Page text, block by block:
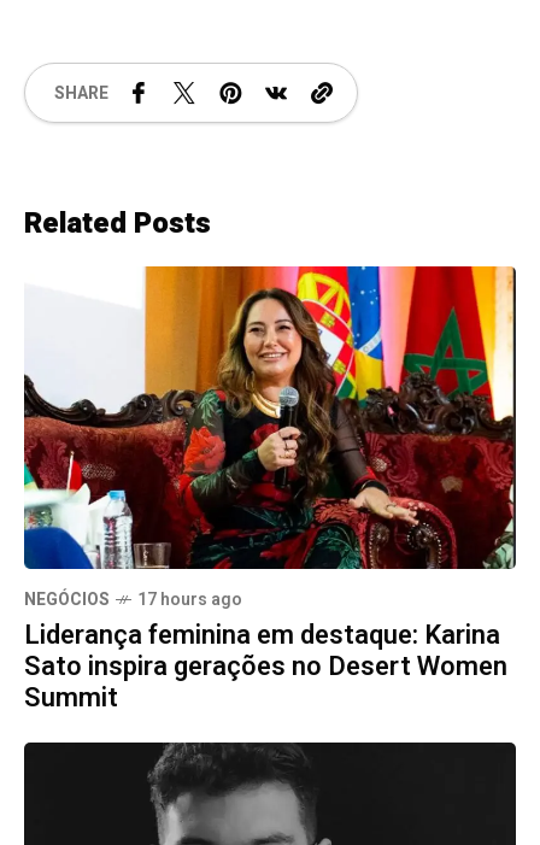
SHARE
Related Posts
NEGÓCIOS 17 hours ago
Liderança feminina em destaque: Karina
Sato inspira gerações no Desert Women
Summit